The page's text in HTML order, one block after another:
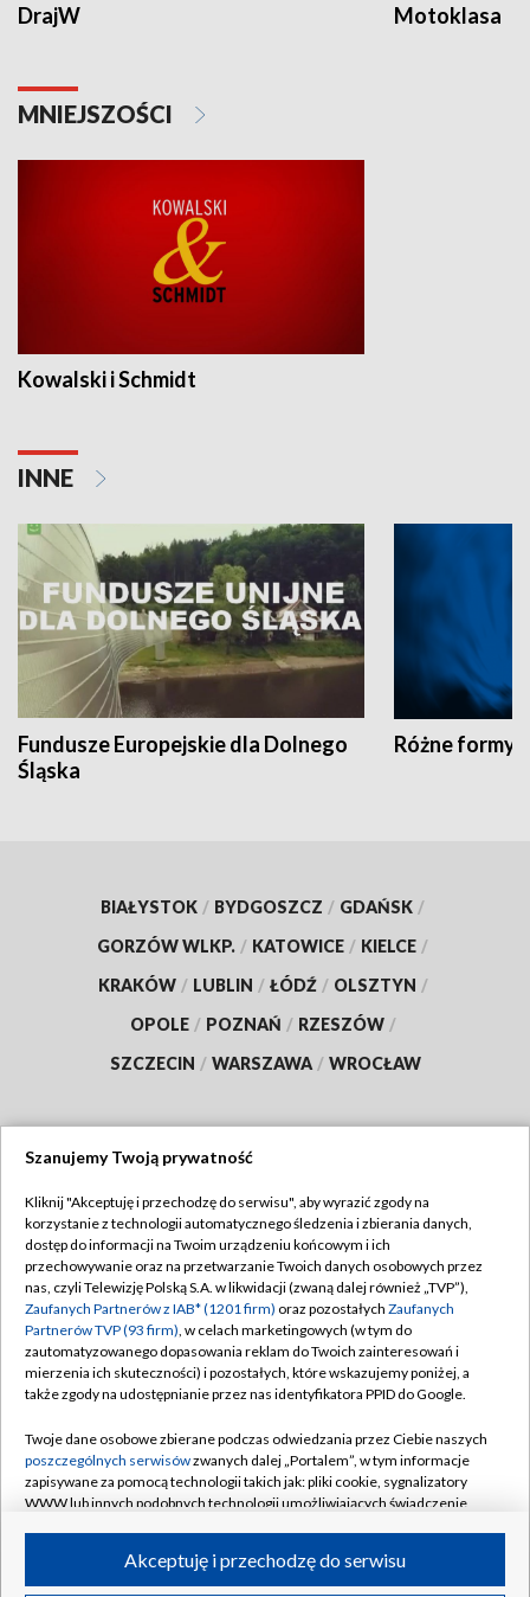
DrajW Motoklasa
MNIEJSZOŚCI
Kowalski i Schmidt
INNE
Fundusze Europejskie dla Dolnego
Śląska
Różne formy
BIAŁYSTOK / BYDGOSZCZ / GDAŃSK /
GORZÓW WLKP. / KATOWICE / KIELCE /
KRAKÓW / LUBLIN / ŁÓDŹ / OLSZTYN /
OPOLE / POZNAŃ / RZESZÓW /
SZCZECIN / WARSZAWA / WROCŁAW
TVP
Abonament TVP
Emisja w TVP
Centrum informacji TVP
Naziemna Telewizja Cyfrowa
Rada Programowa
System NOS
Informacje o nadawcy
Program dla prasy
Regulamin TVP
Polityka prywatności
Moje zgody
Pomoc
Kontakt
Kanały
Szanujemy Twoją prywatność
Kliknij "Akceptuję i przechodzę do serwisu", aby wyrazić zgody na
korzystanie z technologii automatycznego śledzenia i zbierania danych,
dostęp do informacji na Twoim urządzeniu końcowym i ich
przechowywanie oraz na przetwarzanie Twoich danych osobowych przez
nas, czyli Telewizję Polską S.A. w likwidacji (zwaną dalej również „TVP”),
Zaufanych Partnerów z IAB* (1201 firm) oraz pozostałych Zaufanych
Partnerów TVP (93 firm), w celach marketingowych (w tym do
zautomatyzowanego dopasowania reklam do Twoich zainteresowań i
mierzenia ich skuteczności) i pozostałych, które wskazujemy poniżej, a
także zgody na udostępnianie przez nas identyfikatora PPID do Google.
Twoje dane osobowe zbierane podczas odwiedzania przez Ciebie naszych
poszczególnych serwisówzwanych dalej „Portalem”, w tym informacje
zapisywane za pomocą technologii takich jak: pliki cookie, sygnalizatory
WWW lub innych podobnych technologii umożliwiających świadczenie
ruchu w Internecie.Akceptuję i przechodzę do serwisu